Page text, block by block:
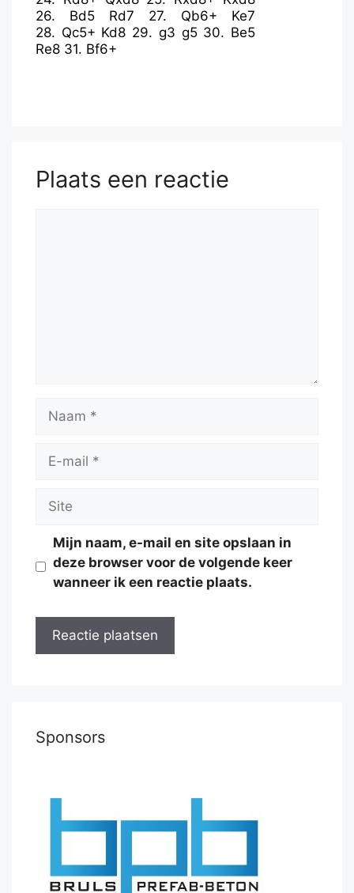
26. Bd5 Rd7 27. Qb6+
Ke7
28. Qc5+ Kd8 29. g3 g5 30. Be5
Re8 31. Bf6+
Plaats een reactie
Naam
Site
Mijn naam, e-mail en site opslaan in
deze browser voor de volgende keer
wanneer ik een reactie plaats.
Sponsors